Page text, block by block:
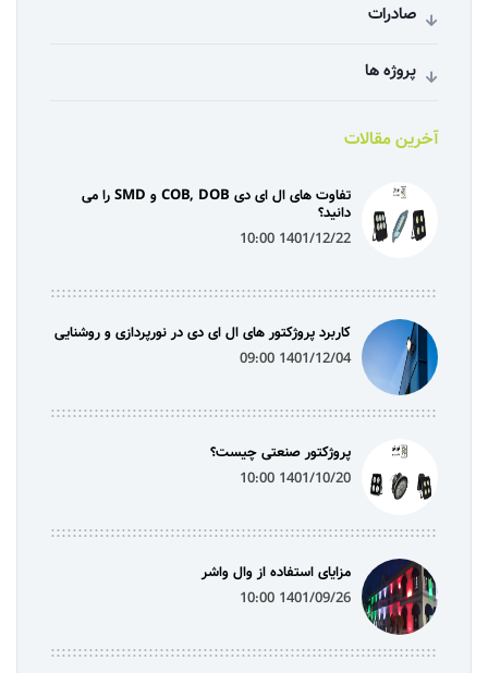
صادرات
پروژه ها
آخرین مقالات
تفاوت های ال ای دی COB, DOB و SMD را می
دانید؟
1401/12/22 10:00
کاربرد پروژکتور های ال ای دی در نورپردازی و روشنایی
1401/12/04 09:00
پروژکتور صنعتی چیست؟
1401/10/20 10:00
مزایای استفاده از وال واشر
1401/09/26 10:00